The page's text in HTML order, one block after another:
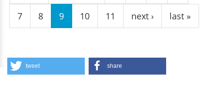
7 8 9 10 11 next › last »
tweet share